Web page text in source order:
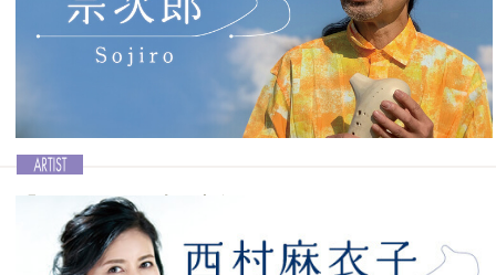
た。今回は初のインタビューということで、お二人の出会いから、こ
れまでのOcarina活動、そしてこれからの展望についても語っていた
「オカリーナの森・心象スケッチ」を10月1日にリ
リース！